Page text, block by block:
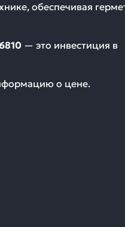
обеспечивая
— это инвестиция в
о цене.